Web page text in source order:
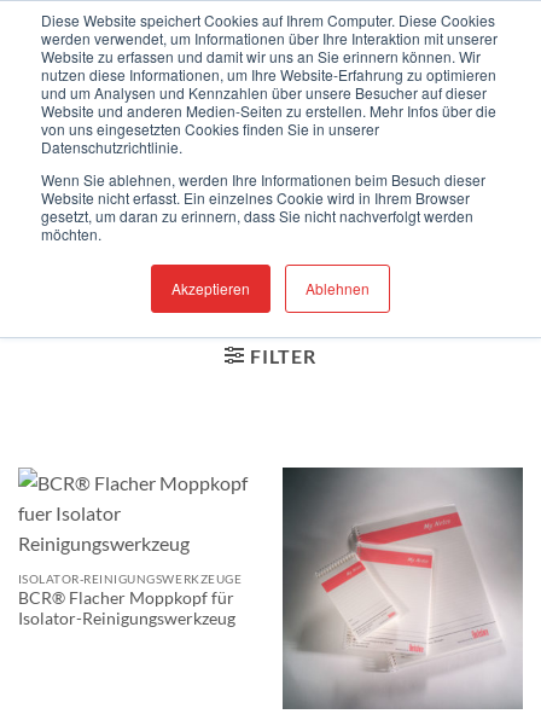
Diese Website speichert Cookies auf Ihrem Computer. Diese Cookies
werden verwendet, um Informationen über Ihre Interaktion mit unserer
Website zu erfassen und damit wir uns an Sie erinnern können. Wir
nutzen diese Informationen, um Ihre Website-Erfahrung zu optimieren
und um Analysen und Kennzahlen über unsere Besucher auf dieser
Website und anderen Medien-Seiten zu erstellen. Mehr Infos über die
von uns eingesetzten Cookies finden Sie in unserer
Datenschutzrichtlinie.
Wenn Sie ablehnen, werden Ihre Informationen beim Besuch dieser
Website nicht erfasst. Ein einzelnes Cookie wird in Ihrem Browser
gesetzt, um daran zu erinnern, dass Sie nicht nachverfolgt werden
möchten.
Akzeptieren Ablehnen
Inhalt
springen
Herzlich willkommen auf unserer neuen Webseite!
Pharmazie
STARTSEITE / PRODUKTE
VERSCHLAGWORTET MIT
„PHARMAZIE“
FILTER
ISOLATOR-REINIGUNGSWERKZEUGE
BCR® Flacher Moppkopf für
Isolator-Reinigungswerkzeug